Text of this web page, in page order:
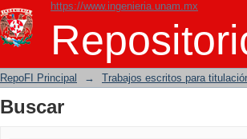
https://www.ingenieria.unam.mx
Buscar
RepoFI Principal → Trabajos escritos para
Buscar